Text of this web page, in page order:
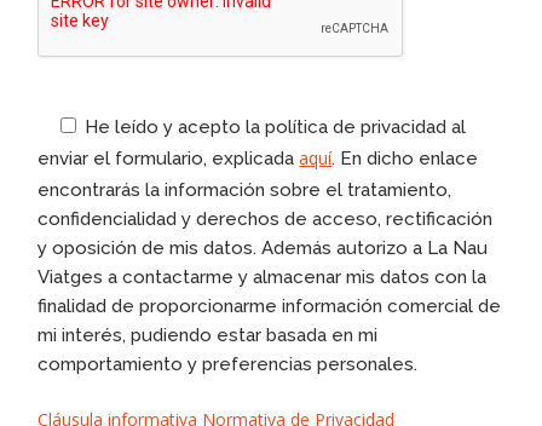
He leído y acepto la política de privacidad al
enviar el formulario, explicadaaquí. En dicho enlace
encontrarás la información sobre el tratamiento,
confidencialidad y derechos de acceso, rectificación
y oposición de mis datos. Además autorizo a La Nau
Viatges a contactarme y almacenar mis datos con la
finalidad de proporcionarme información comercial de
mi interés, pudiendo estar basada en mi
comportamiento y preferencias personales.
Cláusula informativa Normativa de Privacidad